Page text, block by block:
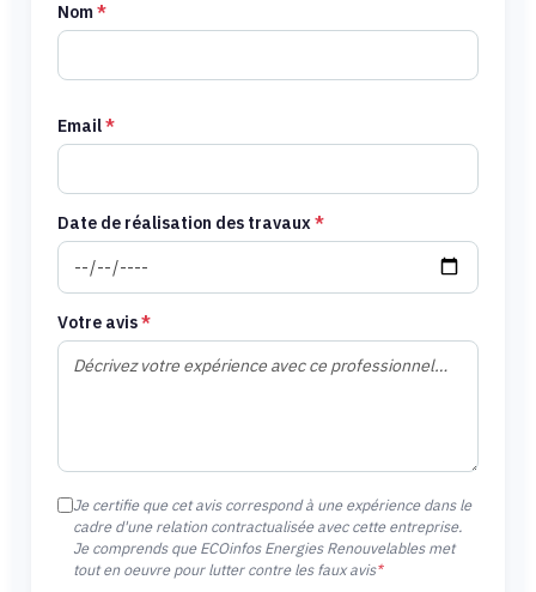
Nom*
Email*
Date de réalisation des travaux *
Votre avis*
Je certifie que cet avis correspond à une expérience dans le
cadre d'une relation contractualisée avec cette entreprise.
Je comprends que ECOinfos Energies Renouvelables met
tout en oeuvre pour lutter contre les faux avis*